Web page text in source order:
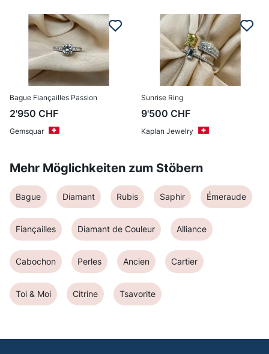
Bague Fiançailles Passion
2'950 CHF
Gemsquar
Sunrise Ring
9'500 CHF
Kaplan Jewelry
Mehr Möglichkeiten zum Stöbern
Bague Diamant Rubis Saphir Émeraude
Fiançailles Diamant de Couleur Alliance
Cabochon Perles Ancien Cartier
Toi & Moi Citrine Tsavorite